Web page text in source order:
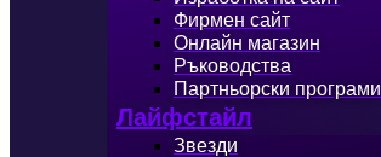
Фирмен сайт
Онлайн магазин
Ръководства
Партньорски програми
Лайфстайл
Звезди